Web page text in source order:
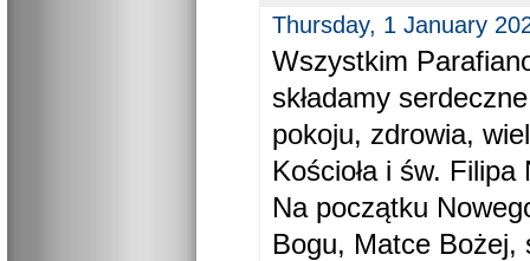
Thursday, 1 January
Wszystkim
składamy
pokoju, zdrowia,
Kościoła i św. Filipa
Na początku
Bogu, Matce Bożej,